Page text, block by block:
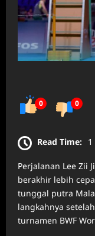
0 0
Read Time:
Perjalanan Lee Zii
berakhir lebih
tunggal putra
langkahnya
turnamen BWF